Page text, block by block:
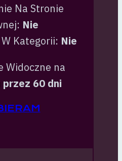
Na Stronie
Nie
Kategorii: Nie
Widoczne na
przez 60 dni